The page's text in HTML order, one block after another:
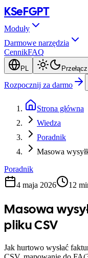
KSeFGPT
Moduły
Darmowe narzędzia
CennikFAQ
PL
Rozpocznij za darmo
Strona główna
Wiedza
Poradnik
Masowa
Poradnik
4 maja 2026
12
Masowa
pliku CSV
Jak hurtowo wysłać